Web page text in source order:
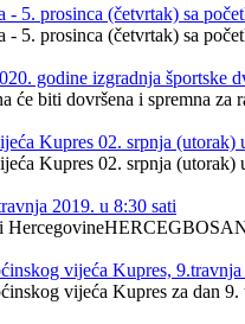
- 5. prosinca (četvrtak) sa
- 5. prosinca (četvrtak) sa
godine izgradnja športske
će biti dovršena i spremna za
Kupres 02. srpnja (utorak)
Kupres 02. srpnja
2019. u 8:30 sati
i
vijeća Kupres,
vijeća Kupres za dan